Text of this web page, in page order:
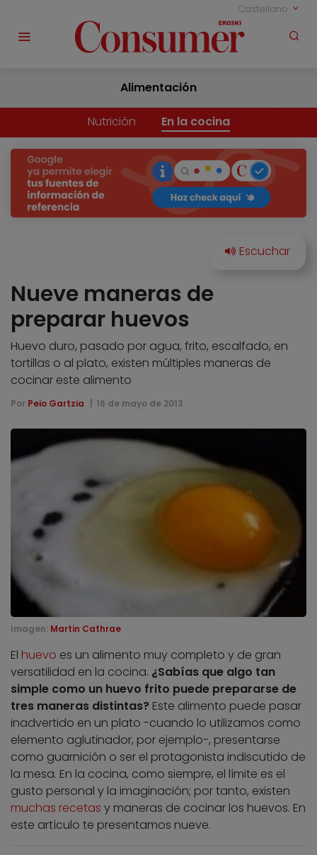
Castellano
Alimentación
Nutrición En la cocina
Nueve maneras de
preparar huevos
Huevo duro, pasado por agua, frito, escalfado, en
tortillas o al plato, existen múltiples maneras de
cocinar este alimento
Por Peio Gartzia 16 de mayo de 2013
Imagen: Martin Cathrae
El huevo es un alimento muy completo y de gran
versatilidad en la cocina. ¿Sabías que algo tan
simple como un huevo frito puede prepararse de
tres maneras distintas? Este alimento puede pasar
inadvertido en un plato -cuando lo utilizamos como
elemento aglutinador, por ejemplo-, presentarse
como guarnición o ser el protagonista indiscutido de
la mesa. En la cocina, como siempre, el límite es el
gusto personal y la imaginación; por tanto, existen
muchas recetas y maneras de cocinar los huevos. En
este artículo te presentamos nueve.